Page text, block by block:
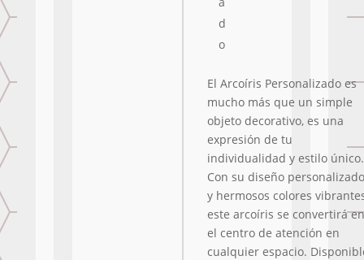
d
o
El Arcoíris Personalizado es
mucho más que un simple
objeto decorativo, es una
expresión de tu
individualidad y estilo único.
Con su diseño personalizado
y hermosos colores
este arcoíris se convertirá en
el centro de atención en
cualquier espacio.